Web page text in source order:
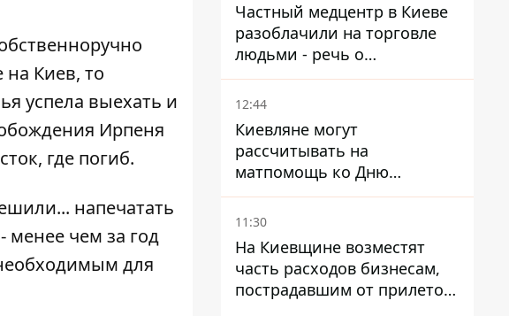
на Киев, то
успела выехать и
Ирпеня
где погиб.
напечатать
менее чем за год
для
Частный медцентр в Киеве
разоблачили на торговле
людьми - речь о
суррогатном материнстве
12:44
Киевляне могут
рассчитывать на
матпомощь ко Дню
независимости - кому ее
дадут
11:30
На Киевщине возместят
часть расходов бизнесам,
пострадавшим от прилетов